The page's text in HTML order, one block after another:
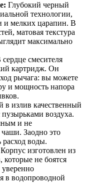
Глубокий черный
технологии,
и мелких царапин. В
матовая текстура
максимально
сердце смесителя
картридж. Он
рычага: вы можете
и мощность напора
в излив качественный
воздуха.
и не
чаши. Заодно это
расход воды.
Корпус изготовлен из
которые не боятся
уверенно
в водопроводной